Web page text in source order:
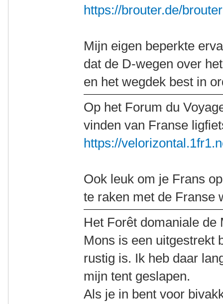
https://brouter.de/
Mijn eigen beperkte
dat de D-wegen over
en het wegdek best in
Op het Forum du
vinden van Franse
https://
Ook leuk om je Frans
te raken met de Franse
Het Forêt domaniale
Mons is een uitgestrekt
rustig is. Ik heb daar
mijn tent geslapen.
Als je in bent voor